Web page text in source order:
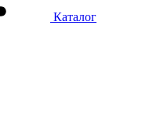
Каталог